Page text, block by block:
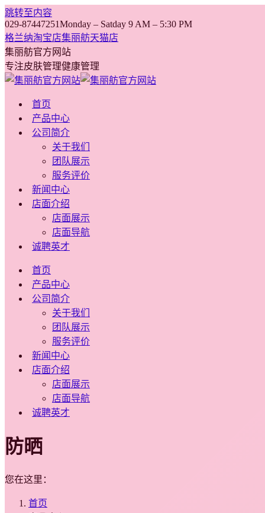
跳转至内容
029-87447251Monday – Satday 9 AM – 5:30 PM
格兰纳淘宝店集丽舫天猫店
集丽舫官方网站
专注皮肤管理健康管理
首页
产品中心
公司简介
关于我们
团队展示
服务评价
新闻中心
店面介绍
店面展示
店面导航
诚聘英才
首页
产品中心
公司简介
关于我们
团队展示
服务评价
新闻中心
店面介绍
店面展示
店面导航
诚聘英才
防晒
您在这里：
首页